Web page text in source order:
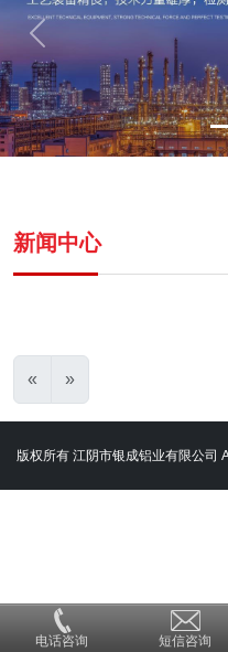
Previous
新闻中心
« »
版权所有 江阴市银成铝业有限公司
电话咨询 短信咨询